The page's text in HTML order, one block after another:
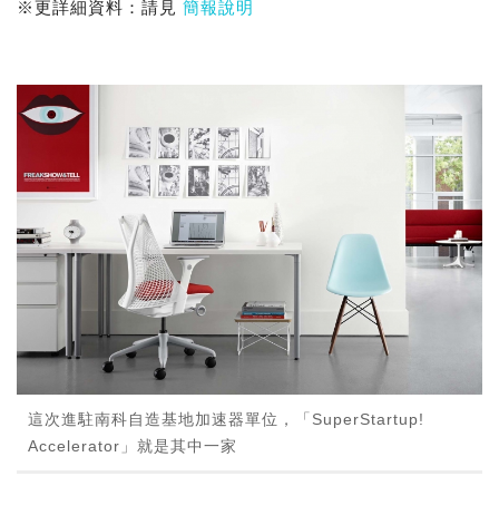
※更詳細資料：請見 簡報說明
這次進駐南科自造基地加速器單位，「SuperStartup!
Accelerator」就是其中一家